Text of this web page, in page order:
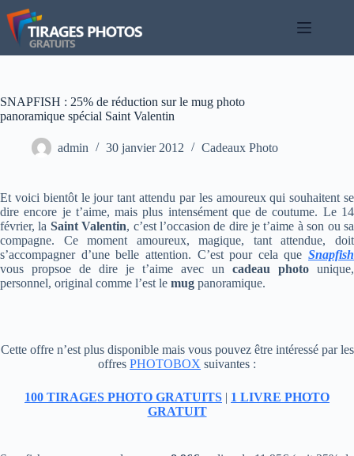
Passer
au
contenu
SNAPFISH : 25% de réduction sur le mug photo
panoramique spécial Saint Valentin
admin 30 janvier 2012 Cadeaux Photo
Et voici bientôt le jour tant attendu par les amoureux qui souhaitent se
dire encore je t’aime, mais plus intensément que de coutume. Le 14
février, la Saint Valentin, c’est l’occasion de dire je t’aime à son ou sa
compagne. Ce moment amoureux, magique, tant attendue, doit
s’accompagner d’une belle attention. C’est pour cela que Snapfish
vous propsoe de dire je t’aime avec un cadeau photo unique,
personnel, original comme l’est le mug panoramique.
Cette offre n’est plus disponible mais vous pouvez être intéressé par les
offres PHOTOBOX suivantes :
100 TIRAGES PHOTO GRATUITS | 1 LIVRE PHOTO
GRATUIT